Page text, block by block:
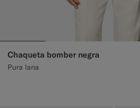
Chaqueta bomber negra
Pura lana